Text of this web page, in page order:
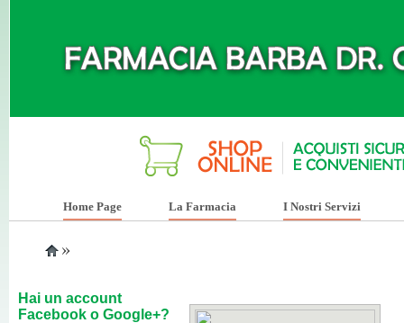
Hai un account
Facebook o Google+?
Home Page La Farmacia I Nostri Servizi
»